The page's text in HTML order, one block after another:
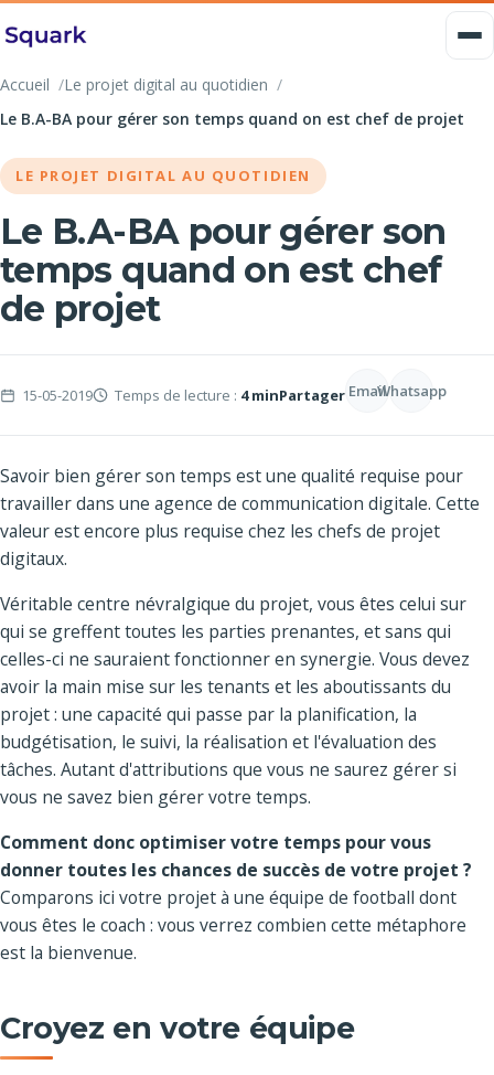
Accueil
Le projet digital au quotidien
Le B.A-BA pour gérer son temps quand on est chef de projet
LE PROJET DIGITAL AU QUOTIDIEN
Le B.A-BA pour gérer son
temps quand on est chef
de projet
15-05-2019 Temps de lecture : 4 minPartager EmailWhatsapp
Savoir bien gérer son temps est une qualité requise pour
travailler dans une agence de communication digitale. Cette
valeur est encore plus requise chez les chefs de projet
digitaux.
Véritable centre névralgique du projet, vous êtes celui sur
qui se greffent toutes les parties prenantes, et sans qui
celles-ci ne sauraient fonctionner en synergie. Vous devez
avoir la main mise sur les tenants et les aboutissants du
projet : une capacité qui passe par la planification, la
budgétisation, le suivi, la réalisation et l'évaluation des
tâches. Autant d'attributions que vous ne saurez gérer si
vous ne savez bien gérer votre temps.
Comment donc optimiser votre temps pour vous
donner toutes les chances de succès de votre projet ?
Comparons ici votre projet à une équipe de football dont
vous êtes le coach : vous verrez combien cette métaphore
est la bienvenue.
Croyez en votre équipe